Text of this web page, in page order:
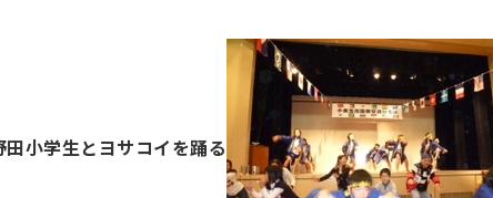
田小学生とヨサコイを踊る